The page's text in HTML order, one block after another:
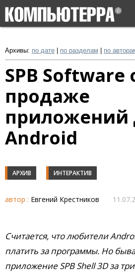
Архивы: по дате по разделам по
SPB Software
продаже
приложений
Android
АРХИВ ИНТЕРАКТИВ
автор : Евгений Крестников
Считается, что любители
платить за программы. Но
приложение SPB Shell 3D за